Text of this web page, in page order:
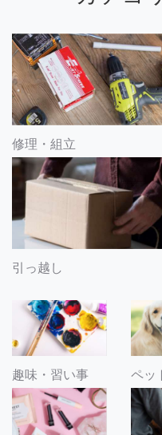
修理・組立
引っ越し
趣味・習い事 ペッ